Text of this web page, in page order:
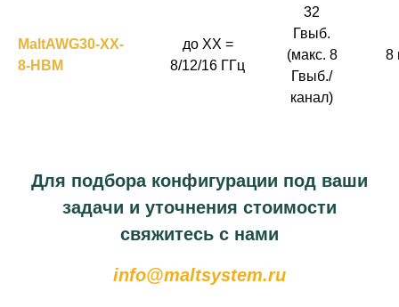
MaltAWG30-XX-
8-HBM
до XX =
8/12/16 ГГц
32
Гвыб.
(макс. 8
Гвыб./
канал)
8
Для подбора конфигурации под ваши
задачи и уточнения стоимости
свяжитесь с нами
info@maltsystem.ru